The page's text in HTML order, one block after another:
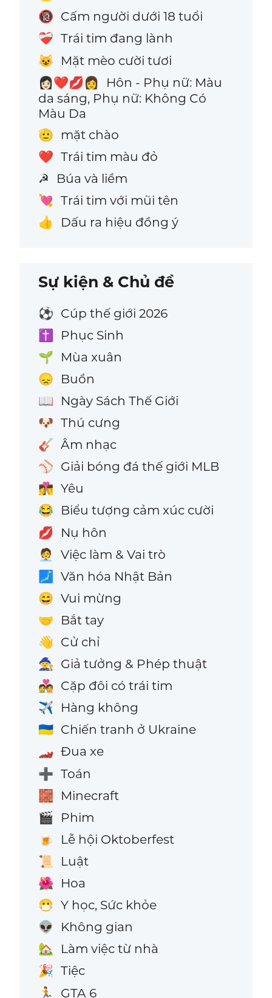
🔞 Cấm người dưới 18 tuổi
❤️‍🩹 Trái tim đang lành
😺 Mặt mèo cười tươi
👩🏻‍❤️‍💋‍👩
Hôn - Phụ nữ: Màu
da sáng, Phụ nữ: Không Có
Màu Da
🫡 mặt chào
❤️ Trái tim màu đỏ
☭ Búa và liềm
💘 Trái tim với mũi tên
👍 Dấu ra hiệu đồng ý
Sự kiện & Chủ đề
⚽ Cúp thế giới 2026
✝️ Phục Sinh
🌱 Mùa xuân
😞 Buồn
📖 Ngày Sách Thế Giới
🐶 Thú cưng
🎸 Âm nhạc
⚾ Giải bóng đá thế giới MLB
👩‍❤️‍💋‍👨 Yêu
😂 Biểu tượng cảm xúc cười
💋 Nụ hôn
🧑‍💼 Việc làm & Vai trò
🗾 Văn hóa Nhật Bản
😄 Vui mừng
🤝 Bắt tay
👋 Cử chỉ
🧙 Giả tưởng & Phép thuật
💑 Cặp đôi có trái tim
✈️ Hàng không
🇺🇦 Chiến tranh ở Ukraine
🏎️ Đua xe
➕ Toán
🧱 Minecraft
🎬 Phim
🍺 Lễ hội Oktoberfest
📜 Luật
🌺 Hoa
😷 Y học, Sức khỏe
👽 Không gian
🏡 Làm việc từ nhà
🎉 Tiệc
🏃 GTA 6